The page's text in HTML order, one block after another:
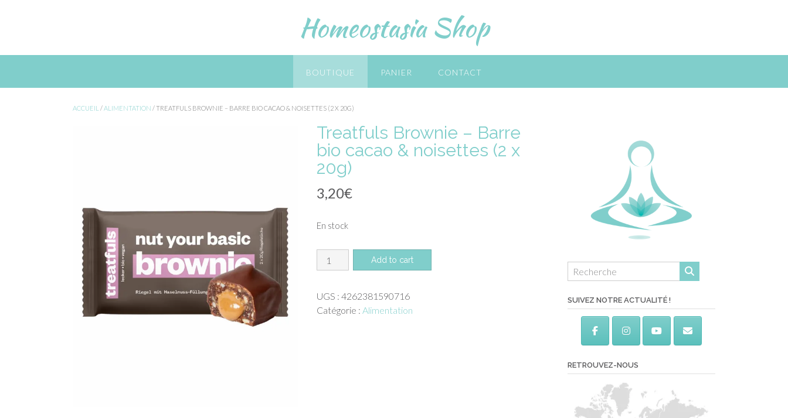
Homeostasia Shop
BOUTIQUE PANIER CONTACT
ACCUEIL /ALIMENTATION / TREATFULS BROWNIE – BARRE BIO CACAO & NOISETTES (2 X 20G)
Treatfuls Brownie – Barre
bio cacao & noisettes (2 x
20g)
3,20€
En stock
quantité
de
Brownie
-
Add to cart
UGS :4262381590716
Catégorie :Alimentation
SUIVEZ NOTRE ACTUALITÉ !
RETROUVEZ-NOUS